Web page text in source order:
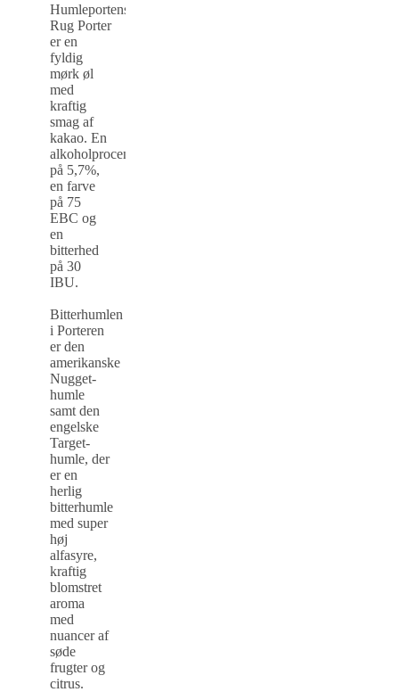
Humleportens
Rug Porter
er en
fyldig
mørk øl
med
kraftig
smag af
kakao. En
alkoholprocent
på 5,7%,
en farve
på 75
EBC og
en
bitterhed
på 30
IBU.
Bitterhumlen
i Porteren
er den
amerikanske
Nugget-
humle
samt den
engelske
Target-
humle, der
er en
herlig
bitterhumle
med super
høj
alfasyre,
kraftig
blomstret
aroma
med
nuancer af
søde
frugter og
citrus.